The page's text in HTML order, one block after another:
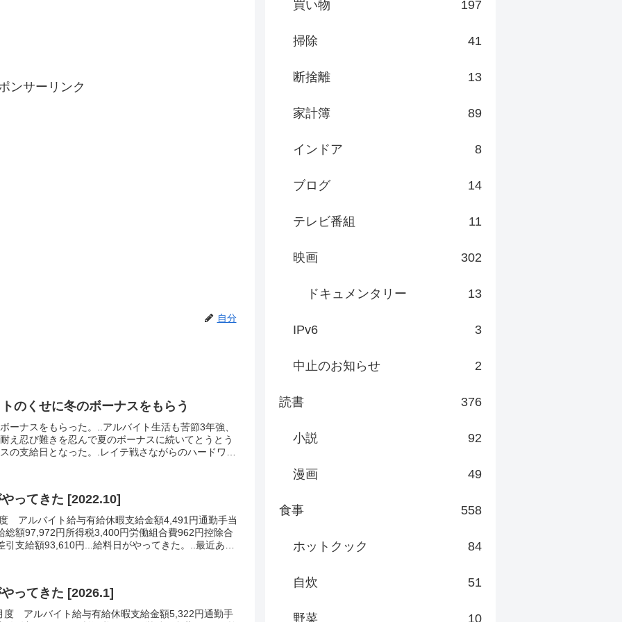
ンサーリンク
自分
のくせに冬のボーナスをもらう
ーナスをもらった。..アルバイト生活も苦節3年強、
え忍び難きを忍んで夏のボーナスに続いてとうとう
の支給日となった。.レイテ戦さながらのハードワー
ってきた [2022.10]
アルバイト給与有給休暇支給金額4,491円通勤手当
総額97,972円所得税3,400円労働組合費962円控除合
引支給額93,610円...給料日がやってきた。..最近あっ
ってきた [2026.1]
度 アルバイト給与有給休暇支給金額5,322円通勤手
買い物 197
掃除 41
断捨離 13
家計簿 89
インドア 8
ブログ 14
テレビ番組 11
映画 302
ドキュメンタリー 13
IPv6 3
中止のお知らせ 2
読書 376
小説 92
漫画 49
食事 558
ホットクック 84
自炊 51
野菜 10